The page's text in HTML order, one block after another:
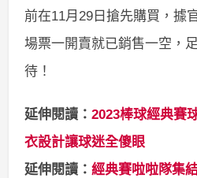
前在11月29日搶先購買，據
場票一開賣就已銷售一空，
待！
延伸閱讀：2023棒球經典賽
衣設計讓球迷全傻眼
延伸閱讀：經典賽啦啦隊集